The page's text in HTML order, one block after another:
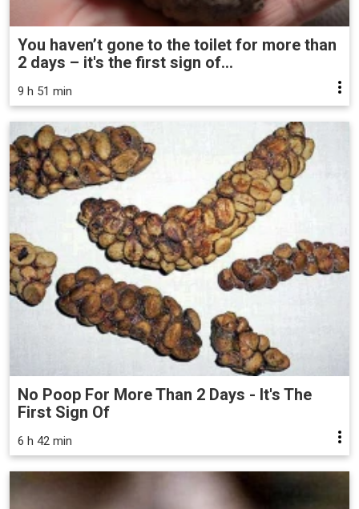
You haven’t gone to the toilet for more than
2 days – it's the first sign of...
9 h 51 min
No Poop For More Than 2 Days - It's The
First Sign Of
6 h 42 min